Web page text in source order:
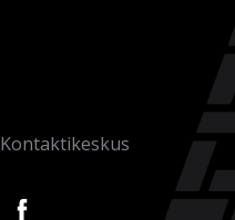
Kontaktikeskus